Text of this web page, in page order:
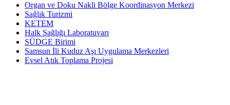
Organ ve Doku Nakli Bölge Koordinasyon Merkezi
Sağlık Turizmi
KETEM
Halk Sağlığı Laboratuvarı
SÜDGE Birimi
Samsun İli Kuduz Aşı Uygulama Merkezleri
Evsel Atık Toplama Projesi